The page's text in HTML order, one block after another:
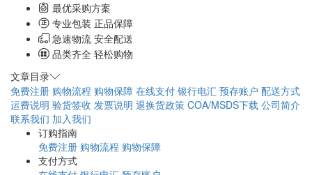
最优采购方案
专业包装 正品保障
急速物流 安全配送
品类齐全 轻松购物
文章目录
免费注册 购物流程 购物保障 在线支付 银行电汇 预存账户 配送方式
运费说明 验货签收 发票说明 退换货政策 COA/MSDS下载 公司简介
联系我们 加入我们
订购指南
免费注册 购物流程 购物保障
支付方式